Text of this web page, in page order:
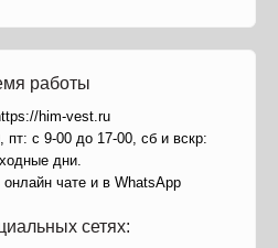
работы
him-vest.ru
пт: с 9-00 до 17-00, сб и вскр:
дни.
чате и в WhatsApp
сетях: